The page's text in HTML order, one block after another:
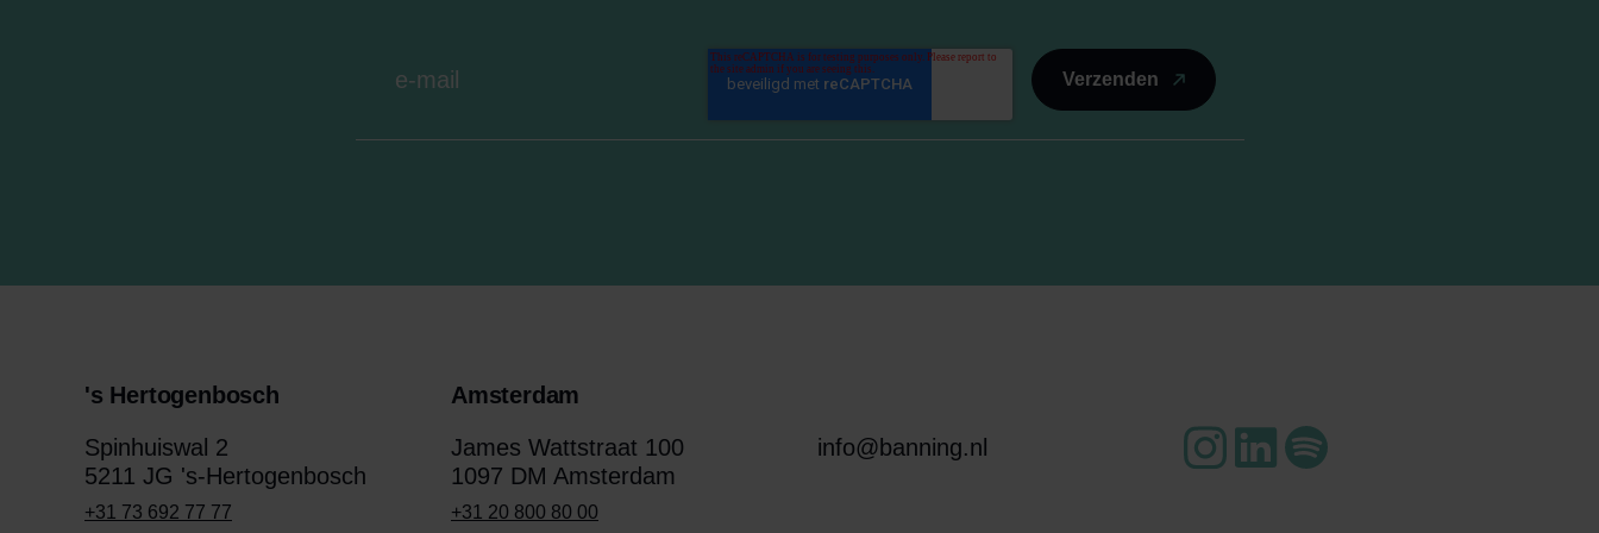
's Hertogenbosch
Spinhuiswal 2
5211 JG 's-Hertogenbosch
+31 73 692 77 77
Amsterdam
James Wattstraat 100
1097 DM Amsterdam
+31 20 800 80 00
info@banning.nl